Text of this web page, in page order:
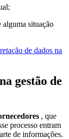
alguma situação
de dados na
gestão de
, que
processo entram
de informações.